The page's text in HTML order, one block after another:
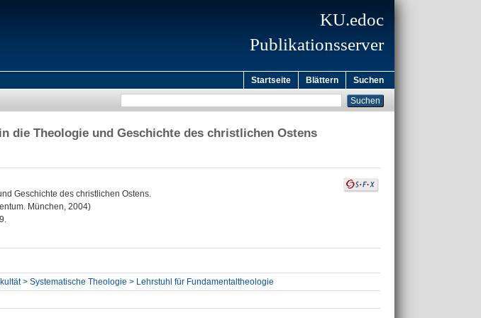
KU.edoc
Publikationsserver
Startseite Blättern Suchen
die Theologie und Geschichte des christlichen Ostens
Geschichte des christlichen Ostens.
München, 2004)
> Systematische Theologie > Lehrstuhl für Fundamentaltheologie